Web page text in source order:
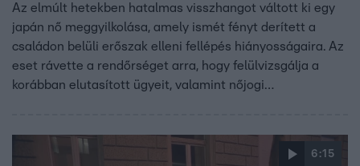
Az elmúlt hetekben hatalmas visszhangot váltott ki egy
japán nő meggyilkolása, amely ismét fényt derített a
családon belüli erőszak elleni fellépés hiányosságaira. Az
eset rávette a rendőrséget arra, hogy felülvizsgálja a
korábban elutasított ügyeit, valamint nőjogi
6:15